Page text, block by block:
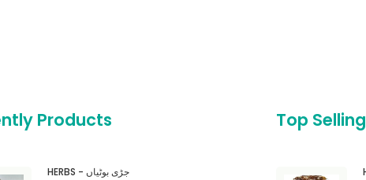
Products
HERBS - جڑی بوٹیاں
Top Selling